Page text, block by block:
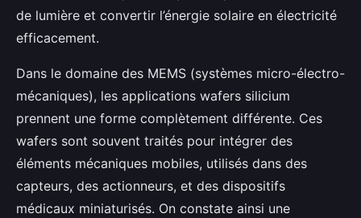
de lumière et convertir l’énergie solaire en électricité
efficacement.
Dans le domaine des MEMS (systèmes micro-électro-
mécaniques), les applications wafers silicium
prennent une forme complètement différente. Ces
wafers sont souvent traités pour intégrer des
éléments mécaniques mobiles, utilisés dans des
capteurs, des actionneurs, et des dispositifs
médicaux miniaturisés. On constate ainsi une